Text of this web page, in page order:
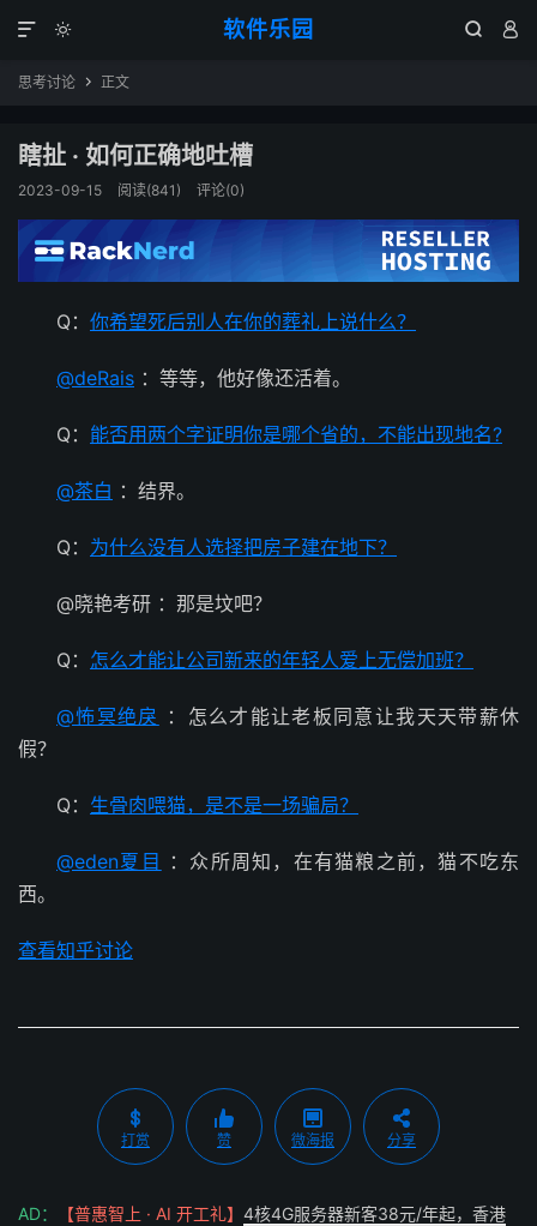
软件乐园 
 

思考讨论  正文
瞎扯 · 如何正确地吐槽
2023-09-15 阅读(841) 评论(0)
Q： 你希望死后别人在你的葬礼上说什么？
@deRais ：等等，他好像还活着。
Q： 能否用两个字证明你是哪个省的，不能出现地名?
@茶白 ：结界。
Q： 为什么没有人选择把房子建在地下？
@晓艳考研 ：那是坟吧？
Q： 怎么才能让公司新来的年轻人爱上无偿加班？
@怖冥绝戾 ：怎么才能让老板同意让我天天带薪休
假？
Q： 生骨肉喂猫，是不是一场骗局？
@eden夏目 ：众所周知，在有猫粮之前，猫不吃东
西。
查看知乎讨论
打赏 赞 微海报 分享
AD： 【普惠智上 · AI 开工礼】 4核4G服务器新客38元/年起，香港